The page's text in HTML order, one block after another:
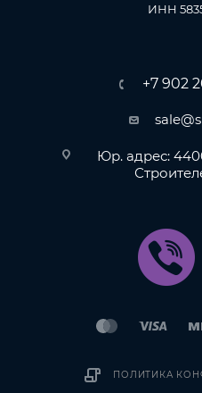
ИНН
+7 902
Юр. адрес:
ПОЛИТИКА